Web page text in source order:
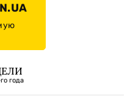
года